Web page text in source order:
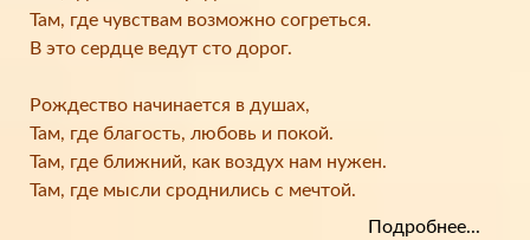
Там, где чувствам возможно согреться.
В это сердце ведут сто дорог.
Рождество начинается в душах,
Там, где благость, любовь и покой.
Там, где ближний, как воздух нам нужен.
Там, где мысли сроднились с мечтой.
Подробнее...